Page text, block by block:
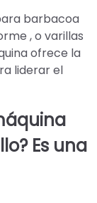
barbacoa
, o varillas
ofrece la
liderar el
Es una